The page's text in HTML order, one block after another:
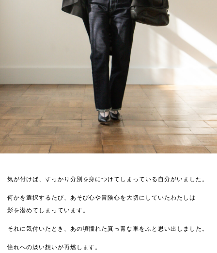
気が付けば、すっかり分別を身につけてしまっている自分がいました。
何かを選択するたび、あそび心や冒険心を大切にしていたわたしは
影を潜めてしまっています。
それに気付いたとき、あの頃憧れた真っ青な車をふと思い出しました。
憧れへの淡い想いが再燃します。